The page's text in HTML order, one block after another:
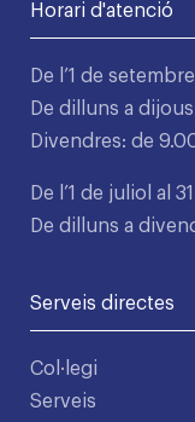
Horari d'atenció
De l’1 de
De dilluns a
Divendres: de
De l’1 de juliol al
De dilluns a
Serveis directes
Col·legi
Serveis